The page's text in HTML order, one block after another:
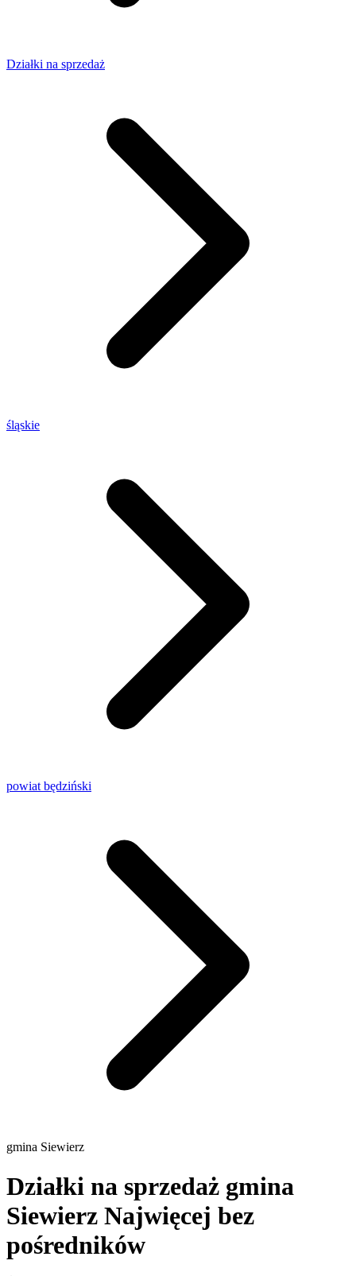
Działki na sprzedaż
śląskie
powiat będziński
gmina Siewierz
Działki na sprzedaż gmina
Siewierz Najwięcej bez
pośredników